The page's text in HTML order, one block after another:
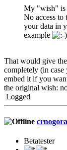
My "wish" is
No access to
your data in
example
That would give
completely (in
embed it if you
the original wish:
Logged
Betatester